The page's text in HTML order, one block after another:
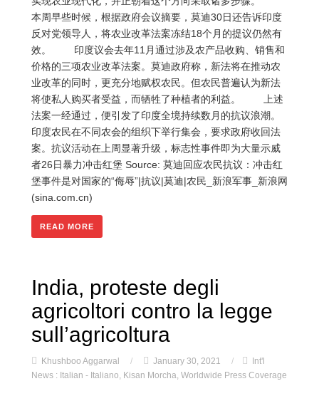
本周早些时候，根据政府会议摘要，莫迪30日还告诉印度
反对党领导人，将农业改革法案冻结18个月的提议仍然有
效。 印度议会去年11月通过涉及农产品收购、销售和
价格的三项农业改革法案。莫迪政府称，新法将在推动农
业改革的同时，更充分地赋权农民。但农民普遍认为新法
将使私人购买者受益，而牺牲了种植者的利益。 上述
法案一经通过，便引发了印度全境持续数月的抗议浪潮。
印度农民在不同农会的组织下举行集会，要求政府收回法
案。抗议活动在上周显著升级，标志性事件即为大量示威
者26日暴力冲击红堡 Source: 莫迪回应农民抗议：冲击红
堡事件是对国家的“侮辱”|抗议|莫迪|农民_新浪军事_新浪网
(sina.com.cn)
READ MORE
India, proteste degli
agricoltori contro la legge
sull’agricoltura
Khushboo Aggarwal / January 30, 2021 /
Int'l
News : Italian - Italiano, Kisan Morcha, Worldwide Press Coverage